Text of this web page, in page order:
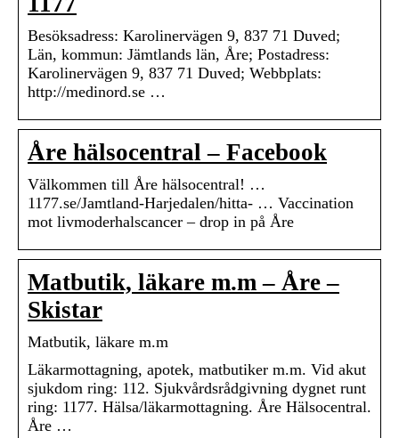
Besöksadress: Karolinervägen 9, 837 71 Duved;
Län, kommun: Jämtlands län, Åre; Postadress:
Karolinervägen 9, 837 71 Duved; Webbplats:
http://medinord.se …
Åre hälsocentral – Facebook
Välkommen till Åre hälsocentral! …
1177.se/Jamtland-Harjedalen/hitta- … Vaccination
mot livmoderhalscancer – drop in på Åre
Matbutik, läkare m.m – Åre –
Skistar
Matbutik, läkare m.m
Läkarmottagning, apotek, matbutiker m.m. Vid akut
sjukdom ring: 112. Sjukvårdsrådgivning dygnet runt
ring: 1177. Hälsa/läkarmottagning. Åre Hälsocentral.
Åre …